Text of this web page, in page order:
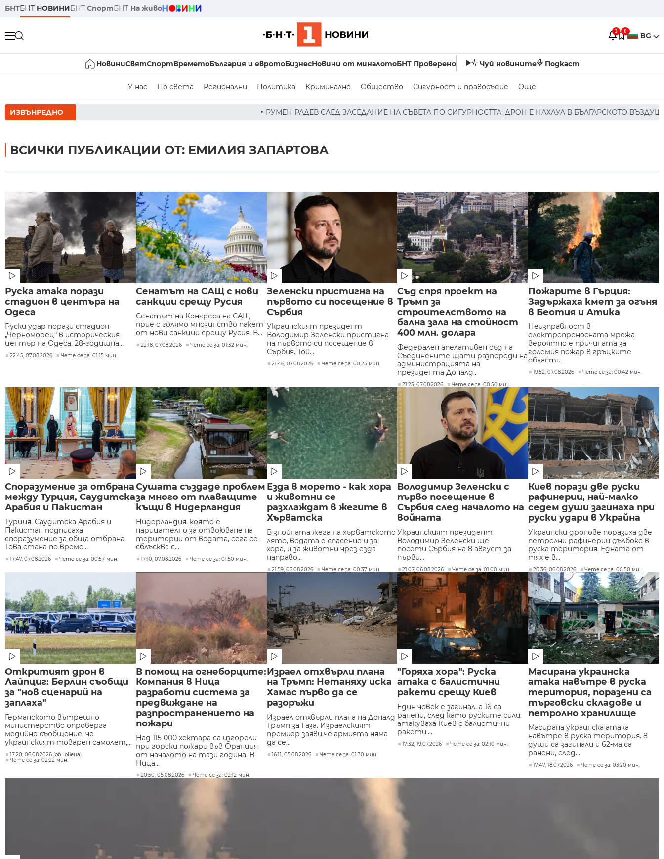
БНТБНТ НОВИНИБНТ СпортБНТ На живо
3 0 BG
НовиниСвятСпортВреметоБългария и евротоБизнесНовини от миналотоБНТ Проверено Чуй новините Подкаст
У нас По света Регионални Политика Криминално Общество Сигурност и правосъдие Още
ИЗВЪНРЕДНО РУМЕН РАДЕВ СЛЕД ЗАСЕДАНИЕ НА СЪВЕТА ПО СИГУРНОСТТА: ДРОН Е НАХЛУЛ В БЪЛГАРСКОТО ВЪЗДУШНО
ВСИЧКИ ПУБЛИКАЦИИ ОТ: ЕМИЛИЯ ЗАПАРТОВА
Руска атака порази
стадион в центъра на
Одеса
Руски удар порази стадион
„Черноморец“ в историческия
център на Одеса. 28-годишна...
22:45, 07.08.2026 Чете се за: 01:15 мин.
Сенатът на САЩ с нови
санкции срещу Русия
Сенатът на Конгреса на САЩ
прие с голямо мнозинство пакет
от нови санкции срещу Русия. В...
22:18, 07.08.2026 Чете се за: 01:32 мин.
Зеленски пристигна на
първото си посещение в
Сърбия
Украинският президент
Володимир Зеленски пристигна
на първото си посещение в
Сърбия. Той...
21:46, 07.08.2026 Чете се за: 00:25 мин.
Съд спря проект на
Тръмп за
строителството на
бална зала на стойност
400 млн. долара
Федерален апелативен съд на
Съединените щати разпореди на
администрацията на
президента Доналд...
21:25, 07.08.2026 Чете се за: 00:50 мин.
Пожарите в Гърция:
Задържаха кмет за огъня
в Беотия и Атика
Неизправност в
електропреносната мрежа
вероятно е причината за
големия пожар в гръцките
области...
19:52, 07.08.2026 Чете се за: 00:42 мин.
Споразумение за отбрана
между Турция, Саудитска
Арабия и Пакистан
Турция, Саудитска Арабия и
Пакистан подписаха
споразумение за обща отбрана.
Това стана по време...
17:47, 07.08.2026 Чете се за: 00:57 мин.
Сушата създаде проблем
за много от плаващите
къщи в Нидерландия
Нидерландия, която е
нарицателно за отвоюване на
територии от водата, сега се
сблъсква с...
17:10, 07.08.2026 Чете се за: 01:50 мин.
Езда в морето - как хора
и животни се
разхлаждат в жегите в
Хърватска
В знойната жега на хърватското
лято, водата е спасение и за
хора, и за животни чрез езда
направо...
21:59, 06.08.2026 Чете се за: 00:37 мин.
Володимир Зеленски с
първо посещение в
Сърбия след началото на
войната
Украинският президент
Володимир Зеленски ще
посети Сърбия на 8 август за
първи...
21:07, 06.08.2026 Чете се за: 01:00 мин.
Киев порази две руски
рафинерии, най-малко
седем души загинаха при
руски удари в Украйна
Украински дронове поразиха две
петролни рафинерии дълбоко в
руска територия. Едната от
тях е в...
20:36, 06.08.2026 Чете се за: 00:50 мин.
Откритият дрон в
Лайпциг: Берлин съобщи
за "нов сценарий на
заплаха"
Германското вътрешно
министерство опроверга
медийно съобщение, че
украинският товарен самолет,...
17:20, 06.08.2026 (обновена)
Чете се за: 02:22 мин.
В помощ на огнеборците:
Компания в Ница
разработи система за
предвиждане на
разпространението на
пожари
Над 115 000 хектара са изгорели
при горски пожари във Франция
от началото на тази година. В
Ница...
20:50, 05.08.2026 Чете се за: 02:12 мин.
Израел отхвърли плана
на Тръмп: Нетаняху иска
Хамас първо да се
разоръжи
Израел отхвърли плана на Доналд
Тръмп за Газа. Израелският
премиер заяви,че армията няма
да се...
16:11, 05.08.2026 Чете се за: 01:30 мин.
"Горяха хора": Руска
атака с балистични
ракети срещу Киев
Един човек е загинал, а 16 са
ранени, след като руските сили
атакуваха Киев с балистични
ракети....
17:32, 19.07.2026 Чете се за: 02:10 мин.
Масирана украинска
атака навътре в руска
територия, поразени са
търговски складове и
петролно хранилище
Масирана украинска атака
навътре в руска територия. 8
души са загинали и 62-ма са
ранени, след...
17:47, 18.07.2026 Чете се за: 03:20 мин.